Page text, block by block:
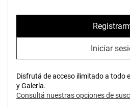
Iniciar
Disfrutá de acceso ilimitado a todo
y Galería.
Consultá nuestras opciones de